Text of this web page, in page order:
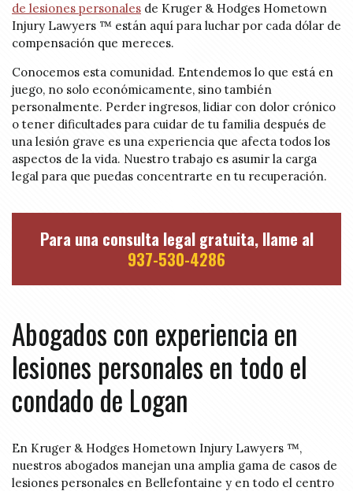
de lesiones personales de Kruger & Hodges Hometown
Injury Lawyers ™ están aquí para luchar por cada dólar de
compensación que mereces.
Conocemos esta comunidad. Entendemos lo que está en
juego, no solo económicamente, sino también
personalmente. Perder ingresos, lidiar con dolor crónico
o tener dificultades para cuidar de tu familia después de
una lesión grave es una experiencia que afecta todos los
aspectos de la vida. Nuestro trabajo es asumir la carga
legal para que puedas concentrarte en tu recuperación.
Para una consulta legal gratuita, llame al
937-530-4286
Abogados con experiencia en
lesiones personales en todo el
condado de Logan
En Kruger & Hodges Hometown Injury Lawyers ™,
nuestros abogados manejan una amplia gama de casos de
lesiones personales en Bellefontaine y en todo el centro